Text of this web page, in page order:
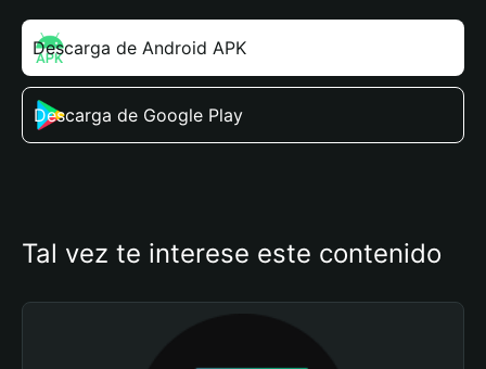
Descarga de Android APK
Descarga de Google Play
Tal vez te interese este contenido